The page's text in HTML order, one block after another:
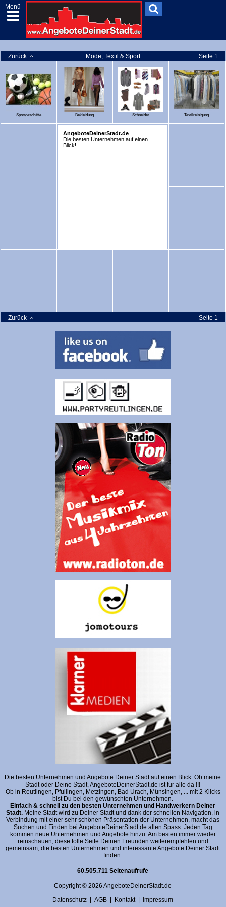
Menü
Zurück Mode, Textil & Sport Seite 1
Sportgeschäfte Bekleidung Schneider Textilreinigung
AngeboteDeinerStadt.de
Die besten Unternehmen auf einen
Blick!
Zurück Seite 1
Die besten Unternehmen und Angebote Deiner Stadt auf einen Blick. Ob meine
Stadt oder Deine Stadt, AngeboteDeinerStadt.de ist für alle da !!!
Ob in Reutlingen, Pfullingen, Metzingen, Bad Urach, Münsingen, ... mit 2 Klicks
bist Du bei den gewünschten Unternehmen.
Einfach & schnell zu den besten Unternehmen und Handwerkern Deiner
Stadt. Meine Stadt wird zu Deiner Stadt und dank der schnellen Navigation, in
Verbindung mit einer sehr schönen Präsentation der Unternehmen, macht das
Suchen und Finden bei AngeboteDeinerStadt.de allen Spass. Jeden Tag
kommen neue Unternehmen und Angebote hinzu. Am besten immer wieder
reinschauen, diese tolle Seite Deinen Freunden weiterempfehlen und
gemeinsam, die besten Unternehmen und interessante Angebote Deiner Stadt
finden.
60.505.711 Seitenaufrufe
Copyright © 2026 AngeboteDeinerStadt.de
Datenschutz |AGB | Kontakt| Impressum